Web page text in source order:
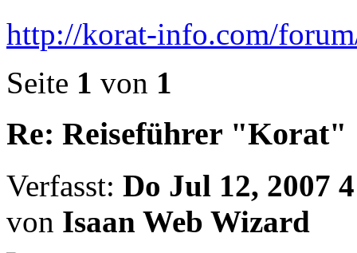
http://korat-info.com/
Seite 1 von 1
Re: Reiseführer "Korat"
Verfasst: Do Jul 12, 2007
von Isaan Web Wizard